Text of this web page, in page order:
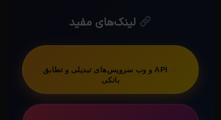
لینک‌های مفید
API و وب سرویس‌های تبدیلی و تطابق
بانکی